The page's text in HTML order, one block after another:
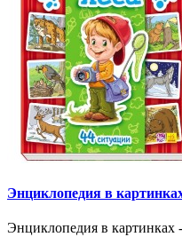
Энциклопедия в
Энциклопедия в картинках